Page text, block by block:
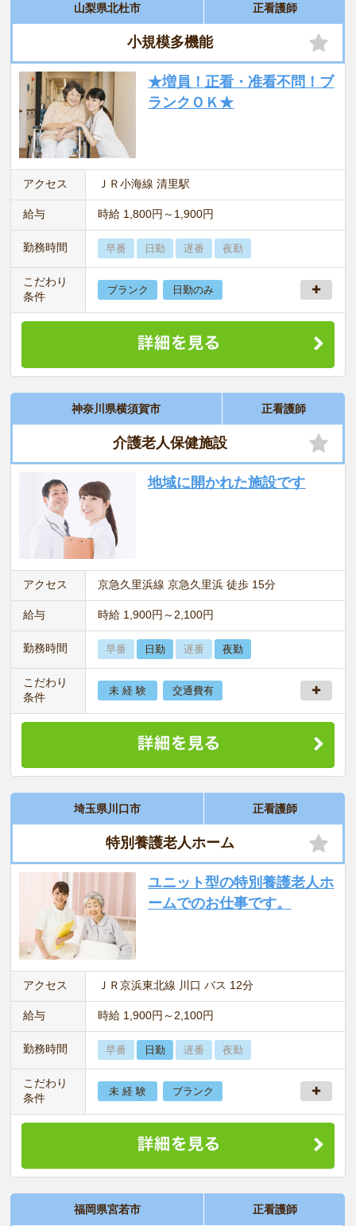
山梨県北杜市 正看護師
小規模多機能
★増員！正看・准看不問！ブ
ランクＯＫ★
アクセス ＪＲ小海線 清里駅
給与 時給 1,800円～1,900円
勤務時間 早番 日勤 遅番 夜勤
こだわり
条件
ブランク 日勤のみ
神奈川県横須賀市 正看護師
介護老人保健施設
地域に開かれた施設です
アクセス 京急久里浜線 京急久里浜 徒歩 15分
給与 時給 1,900円～2,100円
勤務時間 早番 日勤 遅番 夜勤
こだわり
条件
未 経 験 交通費有
埼玉県川口市 正看護師
特別養護老人ホーム
ユニット型の特別養護老人ホ
ームでのお仕事です。
アクセス ＪＲ京浜東北線 川口 バス 12分
給与 時給 1,900円～2,100円
勤務時間 早番 日勤 遅番 夜勤
こだわり
条件
未 経 験 ブランク
福岡県宮若市 正看護師